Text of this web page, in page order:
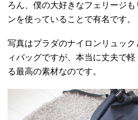
ろん、僕の大好きなフェリージ
ンを使っていることで有名です。
写真はプラダのナイロンリュッ
ィバッグですが、本当に丈夫で
る最高の素材なのです。